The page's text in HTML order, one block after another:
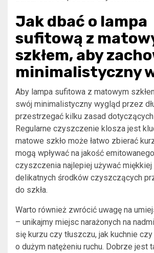
Jak dbać o lampa
sufitową z
szkłem, aby
minimalistyczny
Aby lampa sufitowa z matowym
swój minimalistyczny wygląd przez
przestrzegać kilku zasad dotyczących
Regularne czyszczenie klosza jest
matowe szkło może łatwo zbierać
mogą wpływać na jakość
czyszczenia najlepiej używać
delikatnych środków czyszczących
do szkła.
Warto również zwrócić uwagę na
– unikajmy miejsc narażonych na
się kurzu czy tłuszczu, jak kuchnie
o dużym natężeniu ruchu. Dobrze jest